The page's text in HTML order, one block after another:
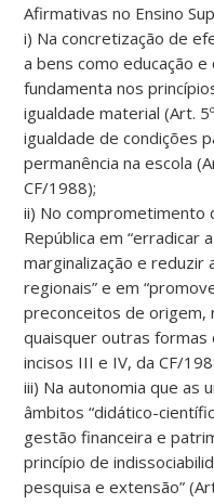
Afirmativas no Ensino
i) Na concretização de
a bens como educação
fundamenta nos
igualdade material (Art.
igualdade de condições
permanência na escola
CF/1988);
ii) No comprometimento
República em “erradicar
marginalização e reduzir
regionais” e em
preconceitos de origem,
quaisquer outras formas
incisos III e IV, da CF/
iii) Na autonomia que as
âmbitos “didático-
gestão financeira e
princípio de
pesquisa e extensão”